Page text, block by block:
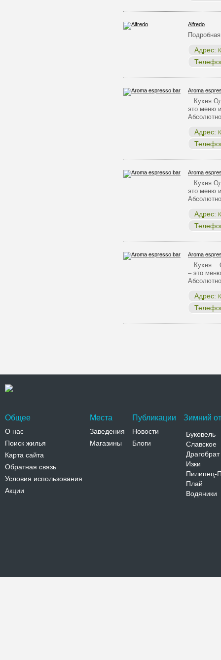
Alfredo
Адрес:
Aroma
Кухня
это меню
Адрес:
Aroma
Кухня
это меню
Адрес:
Aroma
Кухня
– это
Адрес:
Общее
О нас
Поиск жилья
Карта сайта
Обратная связь
Условия использования
Акции
Места
Заведения
Магазины
Публикации
Новости
Блоги
Зимний
Буковель
Славское
Драгобрат
Изки
Пилипец-
Плай
Водяники